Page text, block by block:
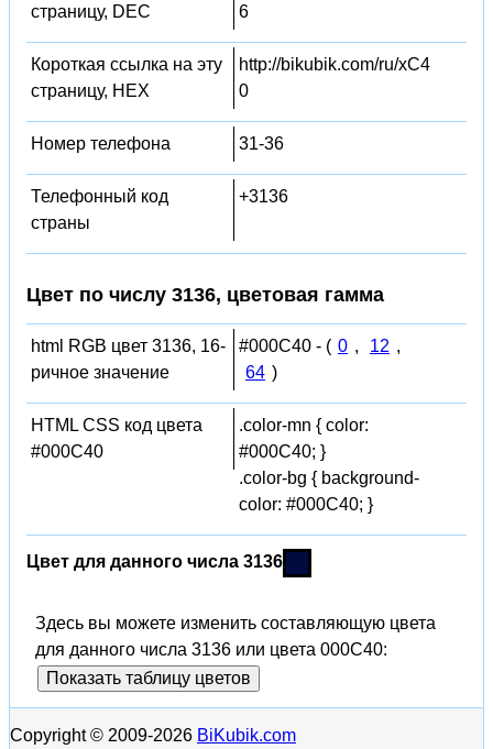
страницу, DEC
6
Короткая ссылка на эту
страницу, HEX
http://bikubik.com/ru/xC4
0
Номер телефона 31-36
Телефонный код
страны
+3136
Цвет по числу 3136, цветовая гамма
html RGB цвет 3136, 16-
ричное значение
#000C40 - ( 0 , 12 ,
64 )
HTML CSS код цвета
#000C40
.color-mn { color:
#000C40; }
.color-bg { background-
color: #000C40; }
Цвет для данного числа 3136
Здесь вы можете изменить составляющую цвета
для данного числа 3136 или цвета 000C40:
Показать таблицу цветов
Copyright © 2009-2026 BiKubik.com